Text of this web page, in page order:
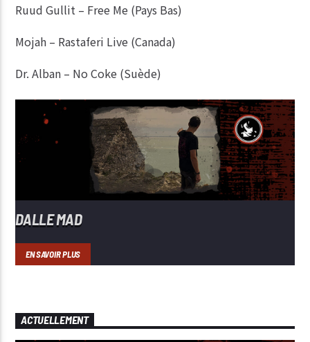
Ruud Gullit – Free Me (Pays Bas)
Mojah – Rastaferi Live (Canada)
Dr. Alban – No Coke (Suède)
DALLE MAD
EN SAVOIR PLUS
ACTUELLEMENT